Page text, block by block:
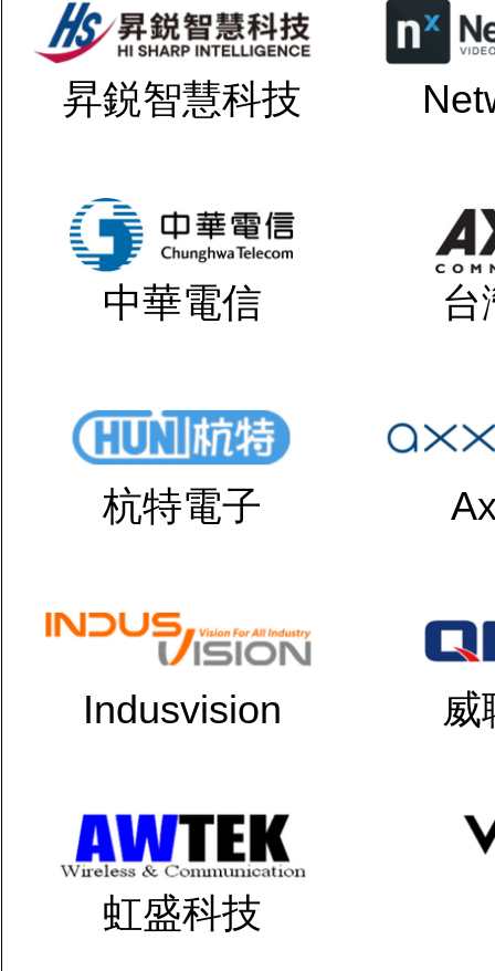
昇鋭智慧科技
中華電信 台
杭特電子
Indusvision 威
虹盛科技